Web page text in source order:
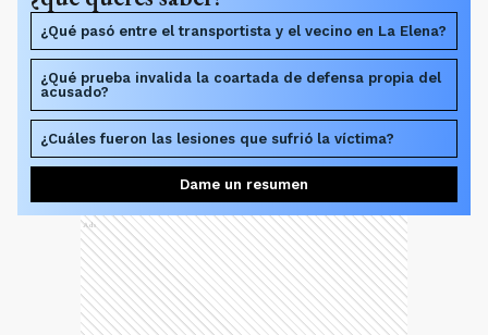
¿Qué pasó entre el transportista y el vecino en La Elena?
¿Qué prueba invalida la coartada de defensa propia del
acusado?
¿Cuáles fueron las lesiones que sufrió la víctima?
Dame un resumen
Ads